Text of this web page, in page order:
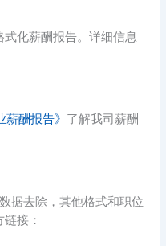
化薪酬报告。详细信息
薪酬报告》 了解我司薪酬
据去除，其他格式和职位
接：